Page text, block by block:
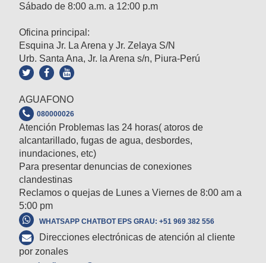
Sábado de 8:00 a.m. a 12:00 p.m
Oficina principal:
Esquina Jr. La Arena y Jr. Zelaya S/N
Urb. Santa Ana, Jr. la Arena s/n, Piura-Perú
AGUAFONO
080000026
Atención Problemas las 24 horas( atoros de
alcantarillado, fugas de agua, desbordes,
inundaciones, etc)
Para presentar denuncias de conexiones
clandestinas
Reclamos o quejas de Lunes a Viernes de 8:00 am a
5:00 pm
WHATSAPP CHATBOT EPS GRAU: +51 969 382 556
Direcciones electrónicas de atención al cliente
por zonales